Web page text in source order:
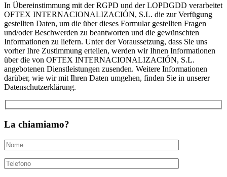
In Übereinstimmung mit der RGPD und der LOPDGDD verarbeitet
OFTEX INTERNACIONALIZACIÓN, S.L. die zur Verfügung
gestellten Daten, um die über dieses Formular gestellten Fragen
und/oder Beschwerden zu beantworten und die gewünschten
Informationen zu liefern. Unter der Voraussetzung, dass Sie uns
vorher Ihre Zustimmung erteilen, werden wir Ihnen Informationen
über die von OFTEX INTERNACIONALIZACIÓN, S.L.
angebotenen Dienstleistungen zusenden. Weitere Informationen
darüber, wie wir mit Ihren Daten umgehen, finden Sie in unserer
Datenschutzerklärung.
La chiamiamo?